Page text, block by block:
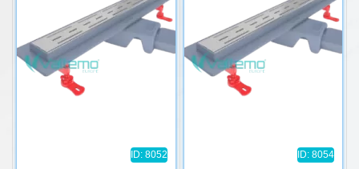
ID: 8052 ID: 8054